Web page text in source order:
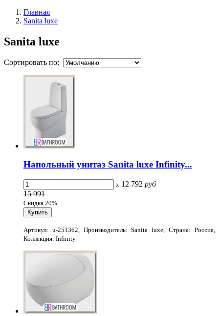
Главная
Sanita luxe
Sanita luxe
Сортировать по:
Напольный унитаз Sanita luxe Infinity...
x 12 792 руб
15 991
Скидка 20%
Артикул: u-251362, Производитель: Sanita luxe, Страна: Россия,
Коллекция: Infinity